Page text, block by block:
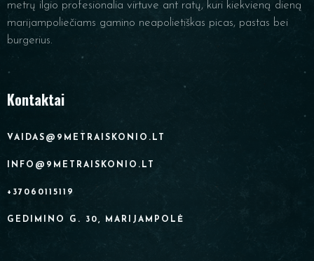
metrų ilgio profesionalia virtuve ant ratų, kuri kiekvieną dieną
marijampoliečiams gamino neapolietiškas picas, pastas bei
burgerius.
Kontaktai
VAIDAS@9METRAISKONIO.LT
INFO@9METRAISKONIO.LT
+37060115119
GEDIMINO G. 30, MARIJAMPOLĖ